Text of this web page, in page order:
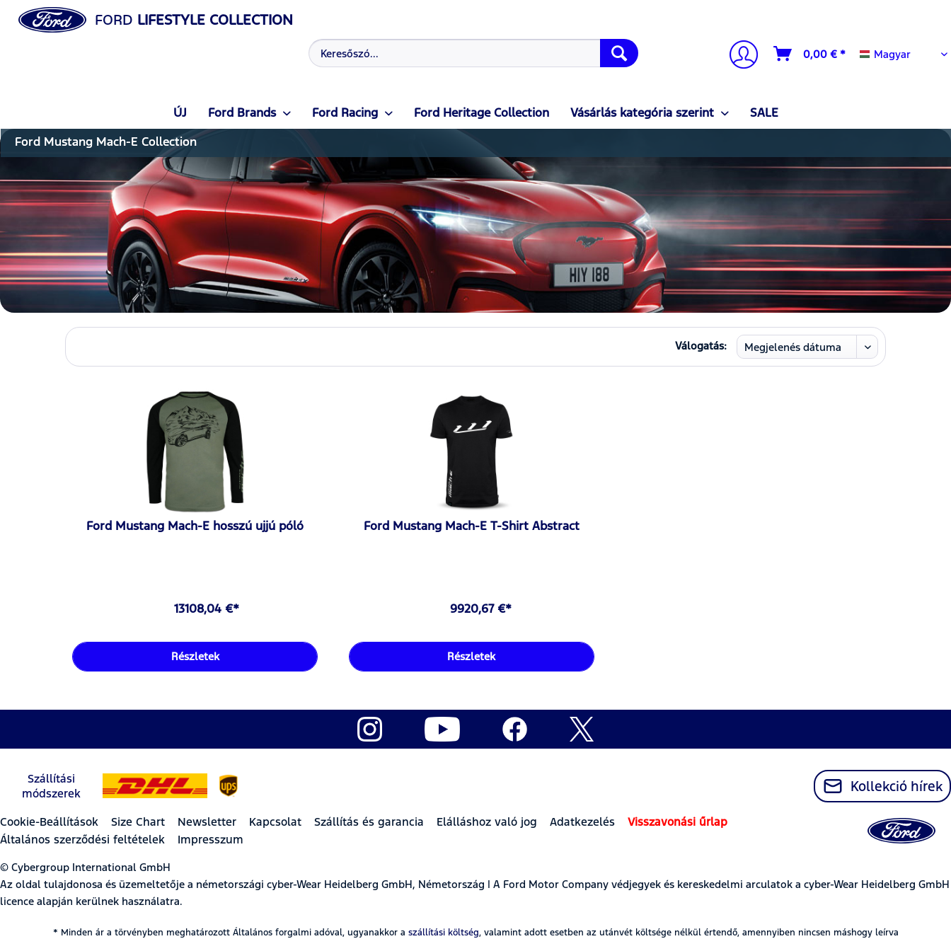
FORD LIFESTYLE COLLECTION
0,00 € * Magyar
Magyar
ÚJ Ford Brands Ford Racing Ford Heritage Collection Vásárlás kategória szerint
SALE
Ford Mustang Mach-E Collection
Válogatás:
Ford Mustang Mach-E hosszú ujjú póló
13108,04 €*
Részletek
Ford Mustang Mach-E T-Shirt Abstract
9920,67 €*
Részletek
Szállítási
módszerek
Kollekció hírek
Cookie-Beállítások Size Chart Newsletter Kapcsolat Szállítás és garancia Elálláshoz való jog Adatkezelés
Visszavonási űrlap
Általános szerződési feltételek
Impresszum
© Cybergroup International GmbH
Az oldal tulajdonosa és üzemeltetője a németországi cyber-Wear Heidelberg GmbH, Németország | A Ford Motor Company védjegyek és kereskedelmi arculatok a cyber-Wear Heidelberg GmbH
licence alapján kerülnek használatra.
* Minden ár a törvényben meghatározott Általános forgalmi adóval, ugyanakkor a szállítási költség, valamint adott esetben az utánvét költsége nélkül értendő, amennyiben nincsen máshogy leírva